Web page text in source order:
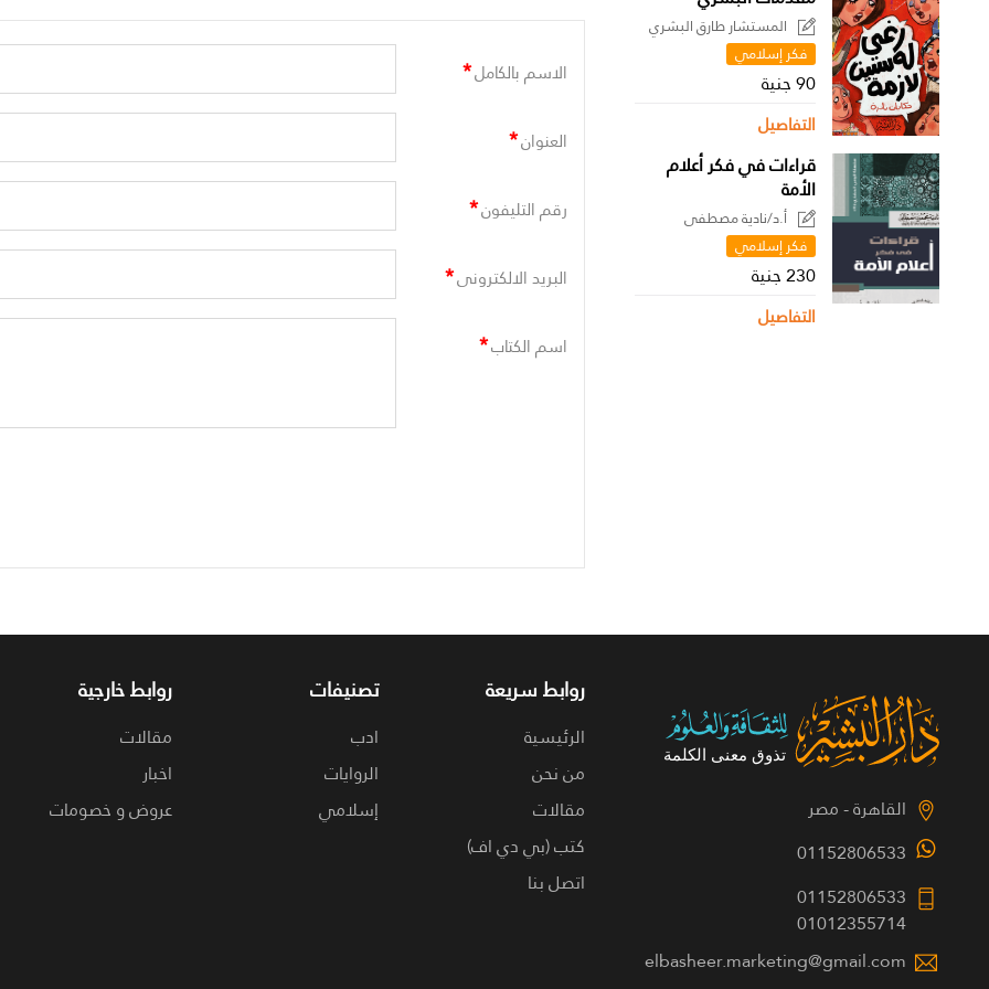
المستشار طارق البشري
فكر إسلامي
90 جنية
التفاصيل
قراءات في فكر أعلام
الأمة
أ.د/نادية مصطفى
فكر إسلامي
230 جنية
التفاصيل
الاسم بالكامل*
العنوان*
رقم التليفون*
البريد الالكترونى*
اسم الكتاب*
القاهرة - مصر
01152806533
01152806533
01012355714
elbasheer.marketing@gmail.com
روابط سريعة
الرئيسية
من نحن
مقالات
كتب (بي دي اف)
اتصل بنا
تصنيفات
ادب
الروايات
إسلامي
روابط خارجية
مقالات
اخبار
عروض و خصومات